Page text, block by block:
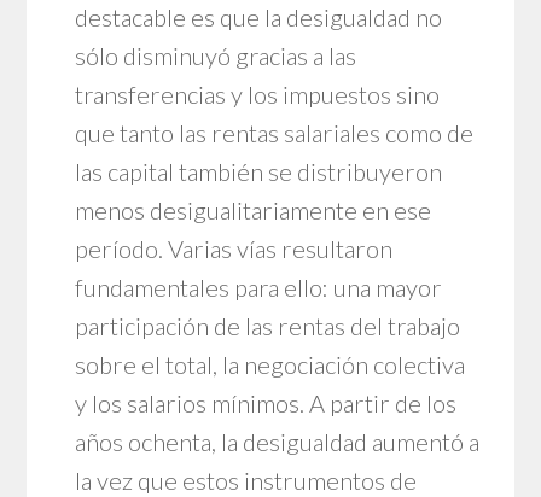
destacable es que la desigualdad no
sólo disminuyó gracias a las
transferencias y los impuestos sino
que tanto las rentas salariales como de
las capital también se distribuyeron
menos desigualitariamente en ese
período. Varias vías resultaron
fundamentales para ello: una mayor
participación de las rentas del trabajo
sobre el total, la negociación colectiva
y los salarios mínimos. A partir de los
años ochenta, la desigualdad aumentó a
la vez que estos instrumentos de